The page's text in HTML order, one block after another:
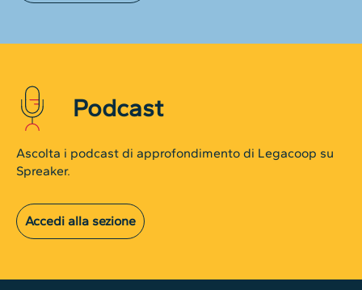
Podcast
Ascolta i podcast di approfondimento di Legacoop su
Spreaker.
Accedi alla sezione